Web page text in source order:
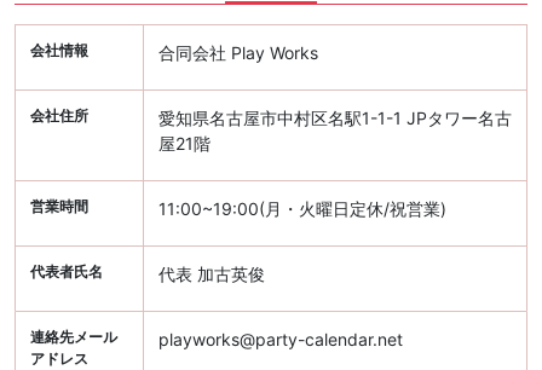
会社情報 合同会社 Play Works
会社住所
愛知県名古屋市中村区名駅1-1-1 JPタワー名古
屋21階
営業時間 11:00~19:00(月・火曜日定休/祝営業)
代表者氏名 代表 加古英俊
連絡先メール
アドレス
playworks@party-calendar.net